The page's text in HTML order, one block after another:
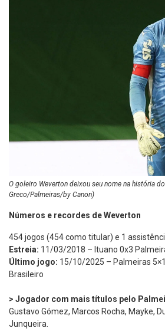
O goleiro Weverton deixou seu nome na história
Greco/Palmeiras/by Canon)
Números e recordes de Weverton
454 jogos (454 como titular) e 1
Estreia: 11/03/2018 – Ituano 0x3
Último jogo: 15/10/2025 – Palmeiras
Brasileiro
> Jogador com mais títulos pelo
Gustavo Gómez, Marcos Rocha, Mayke,
Junqueira.